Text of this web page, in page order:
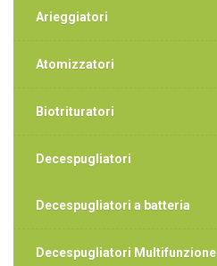
Arieggiatori
Atomizzatori
Biotrituratori
Decespugliatori
Decespugliatori a batteria
Decespugliatori Multifunzione